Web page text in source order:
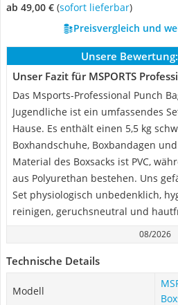
ab 49,00 € ( Sofort lieferbar)
Preisvergleich und
Unsere Bewertung:
Unser Fazit für MSPORTS
Das Msports-Professional Punch
Jugendliche ist ein umfassendes
Hause. Es enthält einen 5,5 kg
Boxhandschuhe, Boxbandagen
Material des Boxsacks ist PVC,
aus Polyurethan bestehen. Uns
Set physiologisch unbedenklich,
reinigen, geruchsneutral und
08/2026
Technische Details
Modell